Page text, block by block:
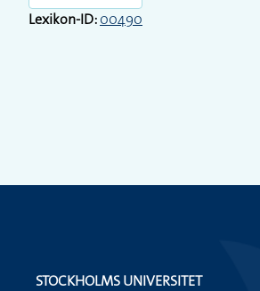
Lexikon-ID:00490
STOCKHOLMS UNIVERSITET